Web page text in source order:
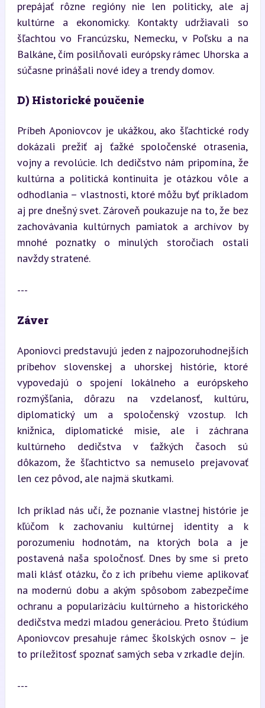
prepájať rôzne regióny nie len politicky, ale aj
kultúrne a ekonomicky. Kontakty udržiavali so
šľachtou vo Francúzsku, Nemecku, v Poľsku a na
Balkáne, čím posilňovali európsky rámec Uhorska a
súčasne prinášali nové idey a trendy domov.
D) Historické poučenie
Príbeh Aponiovcov je ukážkou, ako šľachtické rody
dokázali prežiť aj ťažké spoločenské otrasenia,
vojny a revolúcie. Ich dedičstvo nám pripomína, že
kultúrna a politická kontinuita je otázkou vôle a
odhodlania – vlastnosti, ktoré môžu byť príkladom
aj pre dnešný svet. Zároveň poukazuje na to, že bez
zachovávania kultúrnych pamiatok a archívov by
mnohé poznatky o minulých storočiach ostali
navždy stratené.
---
Záver
Aponiovci predstavujú jeden z najpozoruhodnejších
príbehov slovenskej a uhorskej histórie, ktoré
vypovedajú o spojení lokálneho a európskeho
rozmýšľania, dôrazu na vzdelanosť, kultúru,
diplomatický um a spoločenský vzostup. Ich
knižnica, diplomatické misie, ale i záchrana
kultúrneho dedičstva v ťažkých časoch sú
dôkazom, že šľachtictvo sa nemuselo prejavovať
len cez pôvod, ale najmä skutkami.
Ich príklad nás učí, že poznanie vlastnej histórie je
kľúčom k zachovaniu kultúrnej identity a k
porozumeniu hodnotám, na ktorých bola a je
postavená naša spoločnosť. Dnes by sme si preto
mali klásť otázku, čo z ich príbehu vieme aplikovať
na modernú dobu a akým spôsobom zabezpečíme
ochranu a popularizáciu kultúrneho a historického
dedičstva medzi mladou generáciou. Preto štúdium
Aponiovcov presahuje rámec školských osnov – je
to príležitosť spoznať samých seba v zrkadle dejín.
---